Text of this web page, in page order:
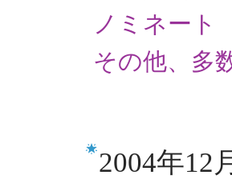
ノミネート
その他、多
2004年12